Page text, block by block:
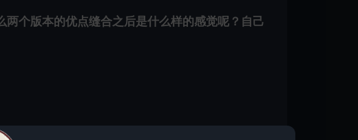
个版本的优点缝合之后是什么样的感觉呢？自己